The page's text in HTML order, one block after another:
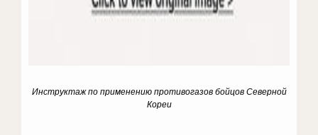
Инструктаж по применению противогазов бойцов Северной
Кореи